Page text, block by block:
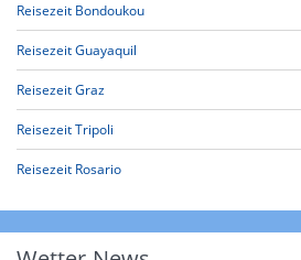
Reisezeit Bondoukou
Reisezeit Guayaquil
Reisezeit Graz
Reisezeit Tripoli
Reisezeit Rosario